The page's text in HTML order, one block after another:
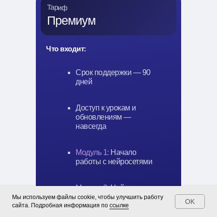
Тариф
Премиум
Что входит:
Срок поддержки — 90
дней
Доступ к урокам и
обновлениям —
навсегда
Модуль 1: Начало
работы с нейросетями
Модуль 2:Нейросети
для работы с текстами
Мы используем файлы cookie, чтобы улучшить работу
сайта. Подробная информация по ссылке
OK